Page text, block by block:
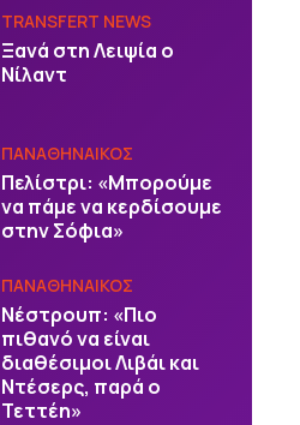
TRANSFERT NEWS
Ξανά στη Λειψία ο
Νίλαντ
ΠΑΝΑΘΗΝΑΙΚΟΣ
Πελίστρι: «Μπορούμε
να πάμε να κερδίσουμε
στην Σόφια»
ΠΑΝΑΘΗΝΑΙΚΟΣ
Νέστρουπ: «Πιο
πιθανό να είναι
διαθέσιμοι Λιβάι και
Ντέσερς, παρά ο
Τεττέη»